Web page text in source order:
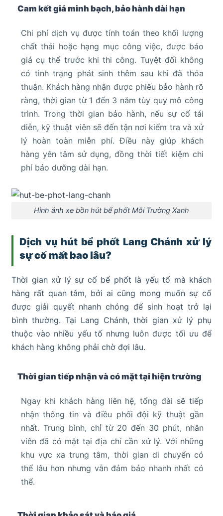
Cam kết giá minh bạch, bảo hành dài hạn
Chi phí dịch vụ được tính toán theo khối lượng
chất thải hoặc hạng mục công việc, được báo
giá cụ thể trước khi thi công. Tuyệt đối không
có tình trạng phát sinh thêm sau khi đã thỏa
thuận. Khách hàng nhận được phiếu bảo hành rõ
ràng, thời gian từ 1 đến 3 năm tùy quy mô công
trình. Trong thời gian bảo hành, nếu sự cố tái
diễn, kỹ thuật viên sẽ đến tận nơi kiểm tra và xử
lý hoàn toàn miễn phí. Điều này giúp khách
hàng yên tâm sử dụng, đồng thời tiết kiệm chi
phí bảo dưỡng dài hạn.
Hình ảnh xe bồn hút bể phốt Môi Trường Xanh
Dịch vụ hút bể phốt Lang Chánh xử lý
sự cố mất bao lâu?
Thời gian xử lý sự cố bể phốt là yếu tố mà khách
hàng rất quan tâm, bởi ai cũng mong muốn sự cố
được giải quyết nhanh chóng để sinh hoạt trở lại
bình thường. Tại Lang Chánh, thời gian xử lý phụ
thuộc vào nhiều yếu tố nhưng luôn được tối ưu để
khách hàng không phải chờ đợi lâu.
Thời gian tiếp nhận và có mặt tại hiện trường
Ngay khi khách hàng liên hệ, tổng đài sẽ tiếp
nhận thông tin và điều phối đội kỹ thuật gần
nhất. Trung bình, chỉ từ 20 đến 30 phút, nhân
viên đã có mặt tại địa chỉ cần xử lý. Với những
khu vực xa trung tâm, thời gian di chuyển có
thể lâu hơn nhưng vẫn đảm bảo nhanh nhất có
thể.